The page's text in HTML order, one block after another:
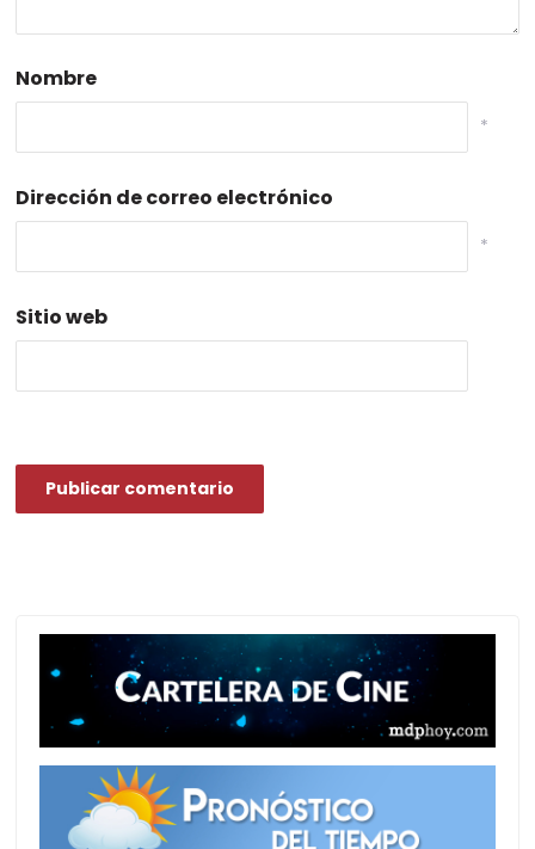
Nombre
*
Dirección de correo electrónico
*
Sitio web